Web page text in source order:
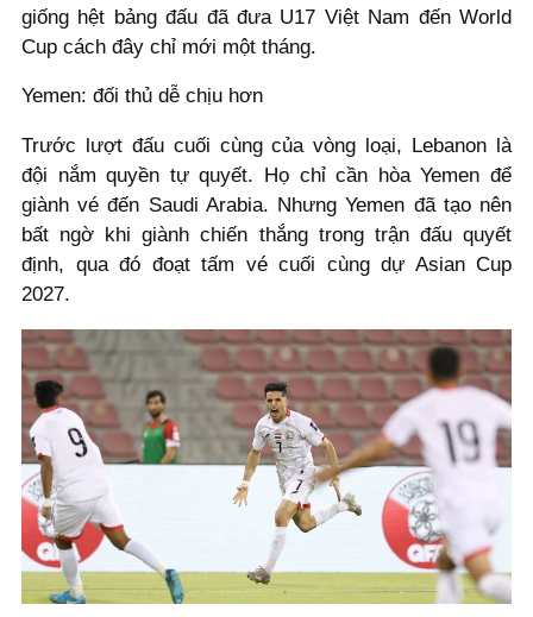
giống hệt bảng đấu đã đưa U17 Việt Nam đến World
Cup cách đây chỉ mới một tháng.
Yemen: đối thủ dễ chịu hơn
Trước lượt đấu cuối cùng của vòng loại, Lebanon là
đội nắm quyền tự quyết. Họ chỉ cần hòa Yemen để
giành vé đến Saudi Arabia. Nhưng Yemen đã tạo nên
bất ngờ khi giành chiến thắng trong trận đấu quyết
định, qua đó đoạt tấm vé cuối cùng dự Asian Cup
2027.